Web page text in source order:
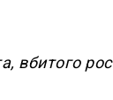
вбитого